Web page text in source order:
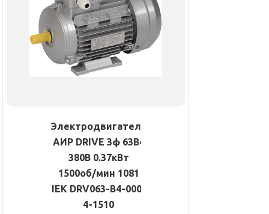
Электродвигатель
АИР DRIVE 3ф 63B4
380В 0.37кВт
1500об/мин 1081
IEK DRV063-B4-000-
4-1510